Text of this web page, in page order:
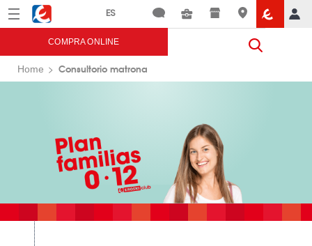
Menú Eroski
COMPRA ONLINE
Home Consultorio matrona